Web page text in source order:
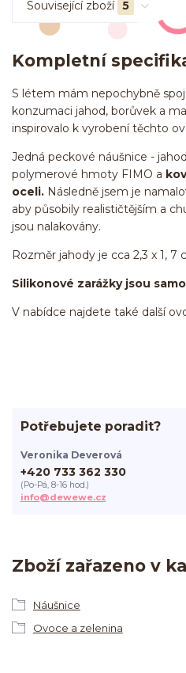
Související zboží 5
Kompletní
S létem mám nepochybně
konzumaci jahod, borůvek a
inspirovalo k vyrobení těchto
Jedná peckové náušnice -
polymerové hmoty FIMO a
oceli. Následně jsem je
aby působily realističtějším a
jsou nalakovány.
Rozměr jahody je cca 2,3 x 1, 7
Silikonové zarážky jsou
V nabídce najdete také další
Zboží zařazeno v
Náušnice
Ovoce a zelenina
Potřebujete poradit?
Veronika Deverová
+420 733 362 330
(Po-Pá, 8-16 hod.)
info@dewewe.cz